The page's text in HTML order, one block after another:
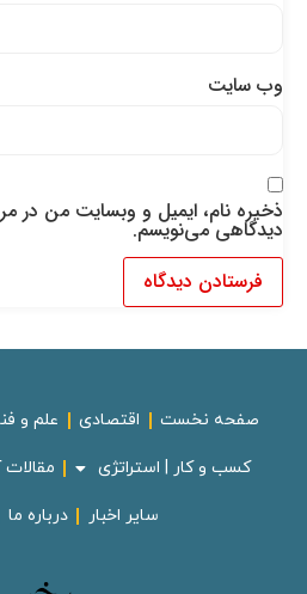
وب‌ سایت
ذخیره نام، ایمیل و وبسایت من در
دیدگاهی می‌نویسم.
صفحه نخست اقتصادی علم و
کسب و کار | استراتژی مقالات
سایر اخبار درباره ما